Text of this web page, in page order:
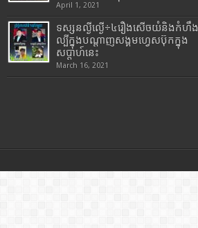
April 1, 2021
ទស្សនល្ងីល្ងើ÷៤រឿងសើចយំនិងកំហឹង
ល្បីក្នុងបណ្តាញសង្គមហ្វេសប៊ុកក្នុង
សប្តាហ៍នេះ
March 16, 2021